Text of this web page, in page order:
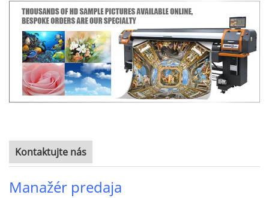
Kontaktujte nás
Manažér predaja